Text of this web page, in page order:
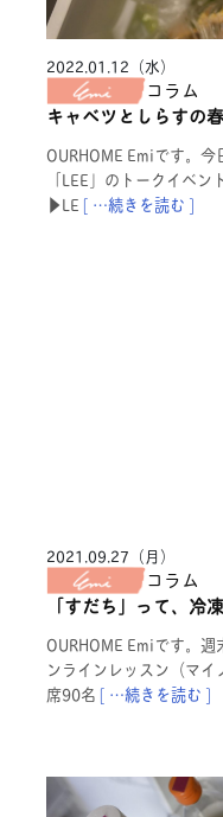
2022.01.12（水）
コラム
キャベツとしらすの
OURHOME Emiです。今
「LEE」のトークイベン
▶︎LE [ …続きを読む ]
2021.09.27（月）
コラム
「すだち」って、冷
OURHOME Emiです。
ンラインレッスン（マ
席90名 [ …続きを読む ]